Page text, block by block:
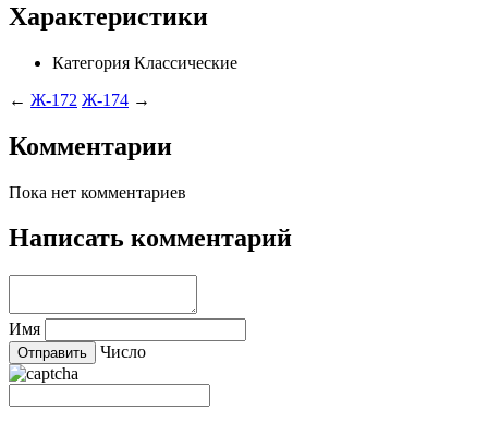
Характеристики
Категория Классические
← Ж-172 Ж-174 →
Комментарии
Пока нет комментариев
Написать комментарий
Имя
Число